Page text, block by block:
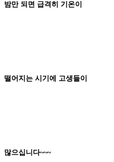
밤만 되면 급격히 기온이
떨어지는 시기에 고생들이
많으십니다~~~